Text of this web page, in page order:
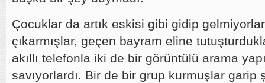
Çocuklar da artık eskisi gibi gidip
çıkarmışlar, geçen bayram eline
akıllı telefonla iki de bir görüntülü arama
savıyorlardı. Bir de bir grup kurmuşlar garip